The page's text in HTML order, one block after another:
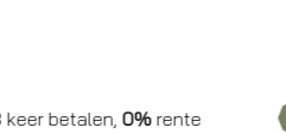
betalen,0%rente